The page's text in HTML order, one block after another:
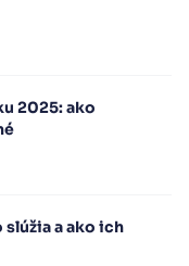
2025: ako
a ako ich